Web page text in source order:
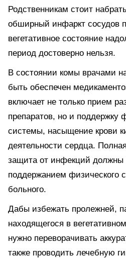
Родственникам стоит
обширный инфаркт сосудов
вегетативное состояние
период достоверно нельзя.
В состоянии комы врачами
быть обеспечен
включает не только прием
препаратов, но и поддержку
системы, насыщение крови
деятельности сердца.
защита от инфекций должны
поддержанием физического
больного.
Дабы избежать пролежней,
находящегося в
нужно переворачивать
также проводить лечебную